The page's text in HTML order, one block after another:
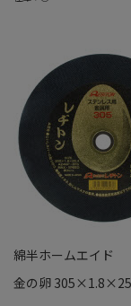
綿半ホームエイド
金の卵